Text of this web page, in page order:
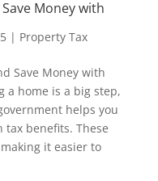
Money with
| Property Tax
Save Money with
a home is a big step,
helps you
tax benefits. These
it easier to